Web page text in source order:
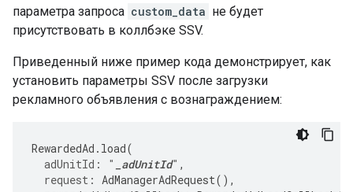
параметра запроса custom_data не будет
присутствовать в коллбэке SSV.
Приведенный ниже пример кода демонстрирует, как
установить параметры SSV после загрузки
рекламного объявления с вознаграждением:
RewardedAd . load(
adUnitId:
" _adUnitId" ,
request: AdManagerAdRequest(),